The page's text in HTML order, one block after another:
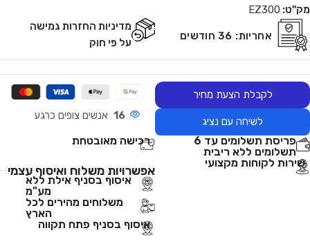
מק"ט: EZ300
אחריות: 36 חודשים
מדיניות החזרות גמישה
על פי חוק
לקבלת הצעת מחיר
לשיחה עם נציג 16 אנשים צופים כרגע
פריסת תשלומים עד 6
תשלומים ללא ריבית
רכישה מאובטחת
שירות לקוחות מקצועי
אפשרויות משלוח ואיסוף עצמי
איסוף בסניף אילת ללא
מע"מ
משלוחים מהירים לכל
הארץ
איסוף בסניף פתח תקווה